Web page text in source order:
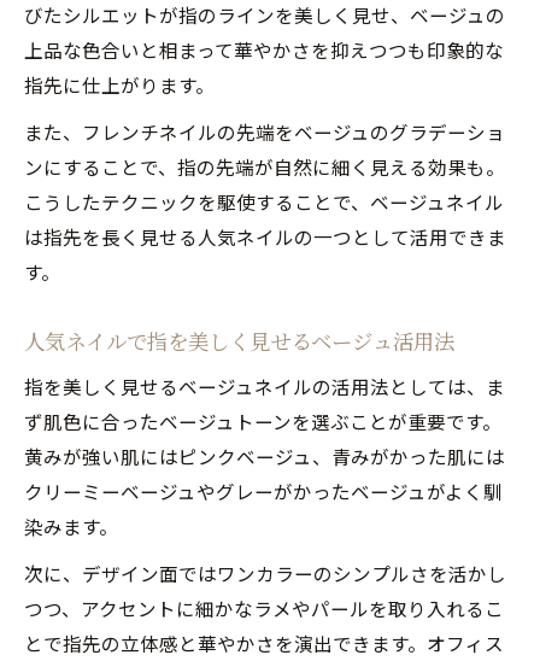
びたシルエットが指のラインを美しく見せ、ベージュの
上品な色合いと相まって華やかさを抑えつつも印象的な
指先に仕上がります。
また、フレンチネイルの先端をベージュのグラデーショ
ンにすることで、指の先端が自然に細く見える効果も。
こうしたテクニックを駆使することで、ベージュネイル
は指先を長く見せる人気ネイルの一つとして活用できま
す。
人気ネイルで指を美しく見せるベージュ活用法
指を美しく見せるベージュネイルの活用法としては、ま
ず肌色に合ったベージュトーンを選ぶことが重要です。
黄みが強い肌にはピンクベージュ、青みがかった肌には
クリーミーベージュやグレーがかったベージュがよく馴
染みます。
次に、デザイン面ではワンカラーのシンプルさを活かし
つつ、アクセントに細かなラメやパールを取り入れるこ
とで指先の立体感と華やかさを演出できます。オフィス